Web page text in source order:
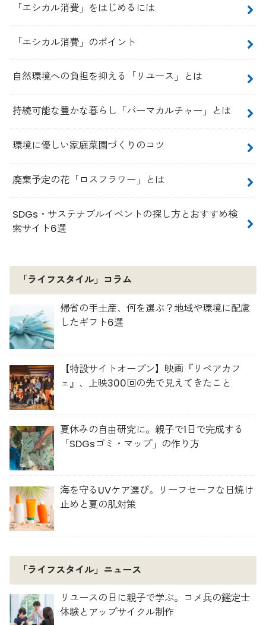
「エシカル消費」をはじめるには
「エシカル消費」のポイント
自然環境への負担を抑える「リユース」とは
持続可能な豊かな暮らし「パーマカルチャー」とは
環境に優しい家庭菜園づくりのコツ
廃棄予定の花「ロスフラワー」とは
SDGs・サステナブルイベントの探し方とおすすめ検
索サイト6選
「ライフスタイル」コラム
帰省の手土産、何を選ぶ？地域や環境に配慮
したギフト6選
【特設サイトオープン】映画『リペアカフ
ェ』、上映300回の先で見えてきたこと
夏休みの自由研究に。親子で1日で完成する
「SDGsゴミ・マップ」の作り方
海を守るUVケア選び。リーフセーフな日焼け
止めと夏の肌対策
「ライフスタイル」ニュース
リユースの日に親子で学ぶ。コメ兵の鑑定士
体験とアップサイクル制作